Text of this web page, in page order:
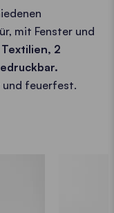
mit Fenster und
2
feuerfest.